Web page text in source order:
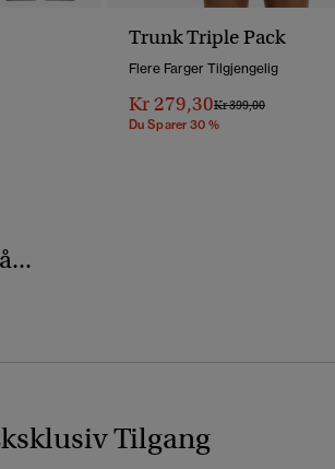
Trunk Triple Pack
Flere Farger Tilgjengelig
Kr 279,30Pris Nedsatt Fra
Kr 399,00Til
Du Sparer 30 %
Tilgang